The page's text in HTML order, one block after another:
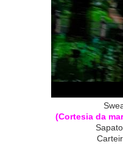
(Cortesia da